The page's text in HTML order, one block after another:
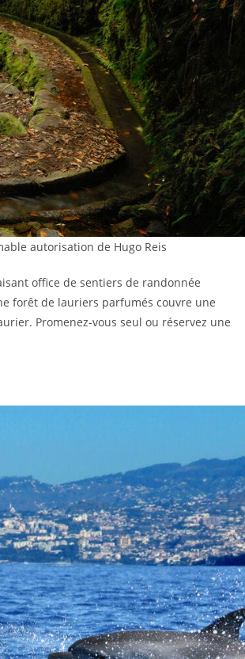
autorisation de Hugo Reis
office de sentiers de randonnée
forêt de lauriers parfumés couvre une
Promenez-vous seul ou réservez une